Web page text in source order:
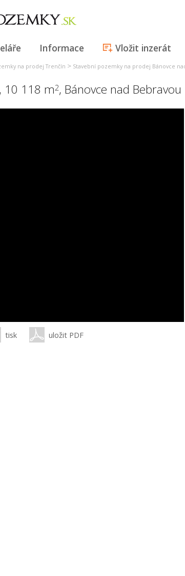
Informace Vložit inzerát
na prodej Trenčín > Stavební pozemky na prodej Bánovce
10 118 m2, Bánovce nad Bebravou
tisk uložit PDF